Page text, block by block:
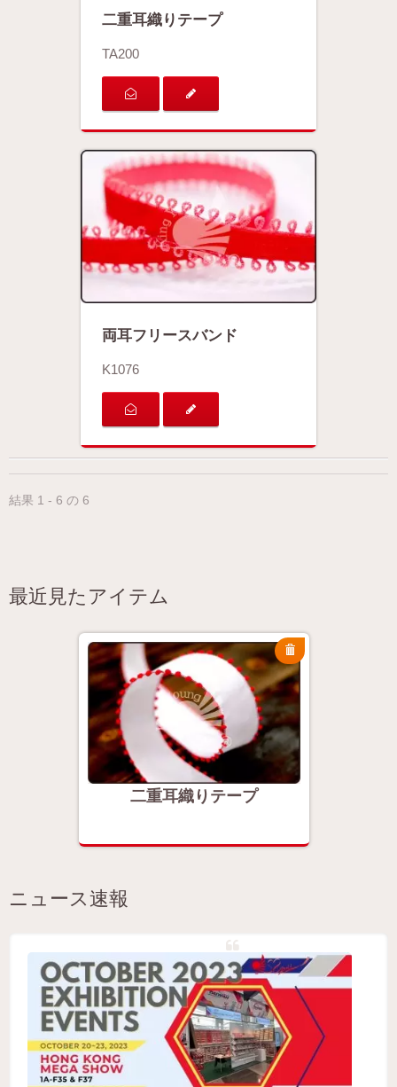
二重耳織りテープ
TA200
両耳フリースバンド
K1076
結果 1 - 6 の 6
最近見たアイテム
二重耳織りテープ
ニュース速報